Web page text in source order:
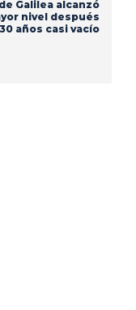
Galilea alcanzó
nivel después
años casi vacío